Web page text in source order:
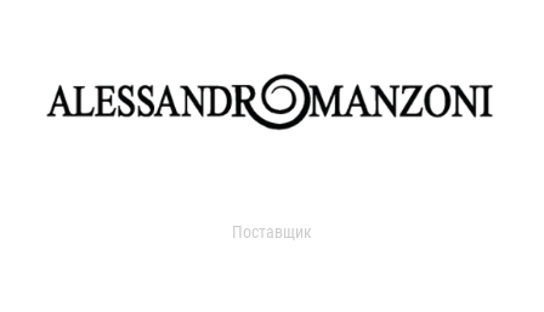
Поставщик